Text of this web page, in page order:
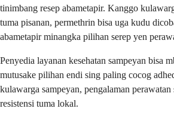
tinimbang resep abametapir. Kanggo
tuma pisanan, permethrin bisa uga kudu
abametapir minangka pilihan serep yen
Penyedia layanan kesehatan sampeyan bisa
mutusake pilihan endi sing paling cocog
kulawarga sampeyan, pengalaman
resistensi tuma lokal.